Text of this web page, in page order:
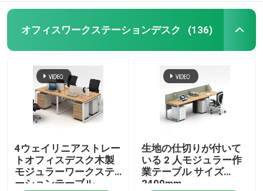
オフィスワークステーションデスク (136)
4ウェイリニアストレー
トオフィスデスク木製
モジュラーワークステ
ーションテーブル
生地の仕切りが付いて
いる 2 人モジュラー作
業テーブル サイズ
2400mm